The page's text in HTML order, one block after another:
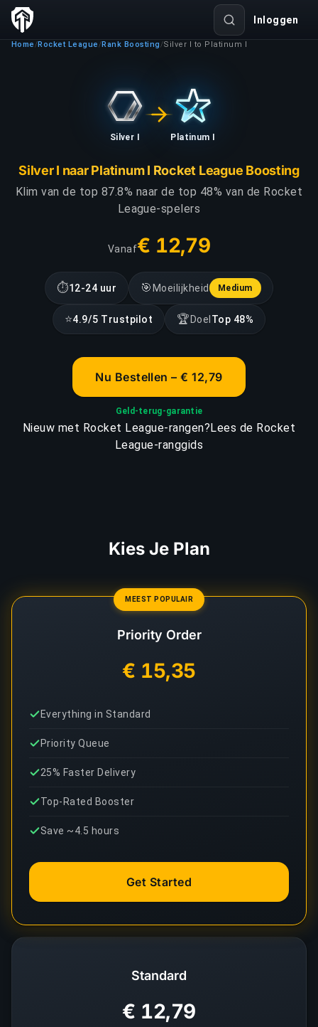
Inloggen
Home /Rocket League /Rank Boosting /Silver I to Platinum I
Silver I Platinum I
Silver I naar Platinum I Rocket League Boosting
Klim van de top 87.8% naar de top 48% van de Rocket
League-spelers
Vanaf€ 12,79
⏱12-24 uur 🎯 Moeilijkheid Medium
⭐4.9/5 Trustpilot 🏆 Doel Top 48%
Nu Bestellen – € 12,79
Geld-terug-garantie
Nieuw met Rocket League-rangen?Lees de Rocket
League-ranggids
Kies Je Plan
Standard
€ 12,79
MEEST POPULAIR
Priority Order
€ 15,35
Everything in Standard
Priority Queue
25% Faster Delivery
Top-Rated Booster
Save ~4.5 hours
Get Started